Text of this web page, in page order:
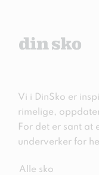
Vi i DinSko er
rimelige,
For det er sant at
underverker for
Alle sko